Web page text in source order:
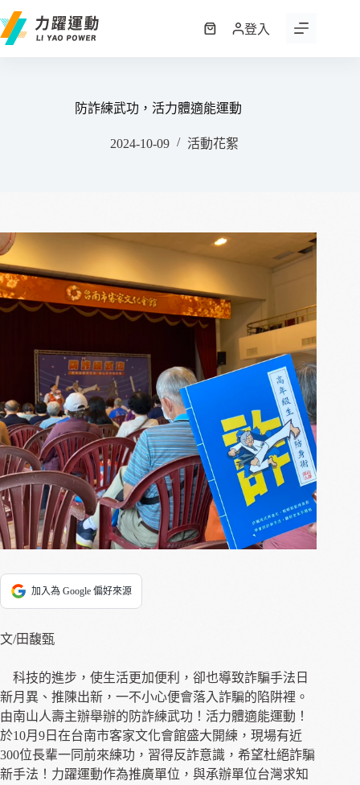
至
主
購
登入
防詐練武功，活力體適能運動
2024-10-09 活動花絮
加入為 Google 偏好來源
文/田馥甄
科技的進步，使生活更加便利，卻也導致詐騙手法日
新月異、推陳出新，一不小心便會落入詐騙的陷阱裡。
由南山人壽主辦舉辦的防詐練武功！活力體適能運動！
於10月9日在台南市客家文化會館盛大開練，現場有近
300位長輩一同前來練功，習得反詐意識，希望杜絕詐騙
新手法！力躍運動作為推廣單位，與承辦單位台灣求知